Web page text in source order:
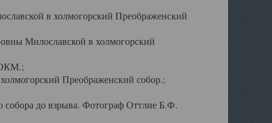
в холмогорский Преображенский
Милославской в холмогорский
Преображенский собор.;
до взрыва. Фотограф Оттлие Б.Ф.